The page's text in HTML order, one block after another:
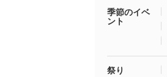
季節のイベ
ント
祭り